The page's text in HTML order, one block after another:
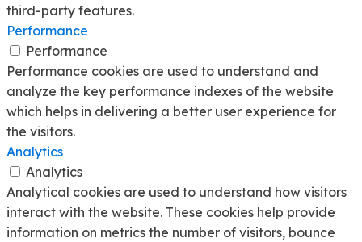
third-party features.
Performance
Performance
Performance cookies are used to understand and
analyze the key performance indexes of the website
which helps in delivering a better user experience for
the visitors.
Analytics
Analytics
Analytical cookies are used to understand how visitors
interact with the website. These cookies help provide
information on metrics the number of visitors, bounce